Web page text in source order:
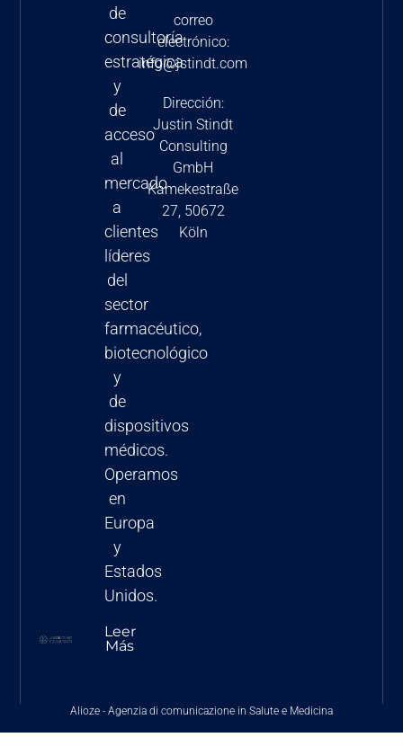
de
consultoría
estratégica
y
de
acceso
al
mercado
a
clientes
líderes
del
sector
farmacéutico,
biotecnológico
y
de
dispositivos
médicos.
Operamos
en
Europa
y
Estados
Unidos.
Leer
Más
correo
electrónico:
info@jstindt.com
Dirección:
Justin Stindt
Consulting
GmbH
Kamekestraße
27, 50672
Köln
Alioze - Agenzia di comunicazione in Salute e Medicina